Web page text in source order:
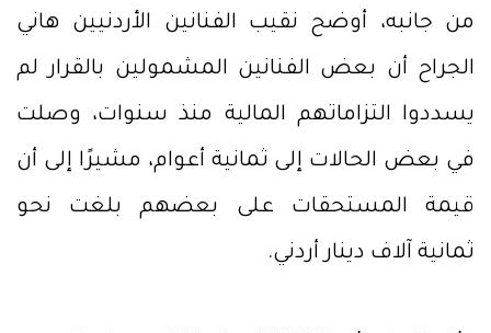
من جانبه، أوضح نقيب الفنانين الأردنيين هاني
الجراح أن بعض الفنانين المشمولين بالقرار لم
يسددوا التزاماتهم المالية منذ سنوات، وصلت
في بعض الحالات إلى ثمانية أعوام، مشيرًا إلى أن
قيمة المستحقات على بعضهم بلغت نحو
ثمانية آلاف دينار أردني.